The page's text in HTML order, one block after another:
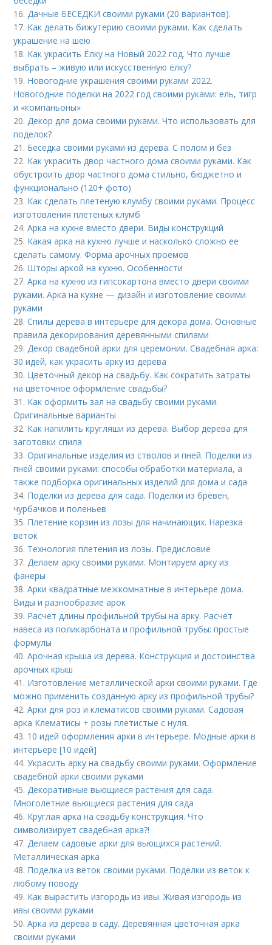
16. Дачные БЕСЕДКИ своими руками (20 вариантов).
17. Как делать бижутерию своими руками. Как сделать
украшение на шею
18. Как украсить Ёлку на Новый 2022 год. Что лучше
выбрать – живую или искусственную ёлку?
19. Новогодние украшения своими руками 2022.
Новогодние поделки на 2022 год своими руками: ель, тигр
и «компаньоны»
20. Декор для дома своими руками. Что использовать для
поделок?
21. Беседка своими руками из дерева. С полом и без
22. Как украсить двор частного дома своими руками. Как
обустроить двор частного дома стильно, бюджетно и
функционально (120+ фото)
23. Как сделать плетеную клумбу своими руками. Процесс
изготовления плетеных клумб
24.Арка на кухне вместо двери. Виды конструкций
25. Какая арка на кухню лучше и насколько сложно ее
сделать самому. Форма арочных проемов
26. Шторы аркой на кухню. Особенности
27.Арка на кухню из гипсокартона вместо двери своими
руками. Арка на кухне — дизайн и изготовление своими
руками
28.Спилы дерева в интерьере для декора дома. Основные
правила декорирования деревянными спилами
29. Декор свадебной арки для церемонии. Свадебная арка:
30 идей, как украсить арку из дерева
30. Цветочный декор на свадьбу. Как сократить затраты
на цветочное оформление свадьбы?
31. Как оформить зал на свадьбу своими руками.
Оригинальные варианты
32. Как напилить кругляши из дерева. Выбор дерева для
заготовки спила
33.Оригинальные изделия из стволов и пней. Поделки из
пней своими руками: способы обработки материала, а
также подборка оригинальных изделий для дома и сада
34. Поделки из дерева для сада. Поделки из брёвен,
чурбачков и поленьев
35. Плетение корзин из лозы для начинающих. Нарезка
веток
36. Технология плетения из лозы. Предисловие
37. Делаем арку своими руками. Монтируем арку из
фанеры
38.Арки квадратные межкомнатные в интерьере дома.
Виды и разнообразие арок
39. Расчет длины профильной трубы на арку. Расчет
навеса из поликарбоната и профильной трубы: простые
формулы
40.Арочная крыша из дерева. Конструкция и достоинства
арочных крыш
41. Изготовление металлической арки своими руками. Где
можно применить созданную арку из профильной трубы?
42.Арки для роз и клематисов своими руками. Садовая
арка Клематисы + розы плетистые с нуля.
43. 10 идей оформления арки в интерьере. Модные арки в
интерьере [10 идей]
44.Украсить арку на свадьбу своими руками. Оформление
свадебной арки своими руками
45. Декоративные вьющиеся растения для сада.
Многолетние вьющиеся растения для сада
46. Круглая арка на свадьбу конструкция. Что
символизирует свадебная арка?!
47. Делаем садовые арки для вьющихся растений.
Металлическая арка
48. Поделка из веток своими руками. Поделки из веток к
любому поводу
49. Как вырастить изгородь из ивы. Живая изгородь из
ивы своими руками
50.Арка из дерева в саду. Деревянная цветочная арка
своими руками